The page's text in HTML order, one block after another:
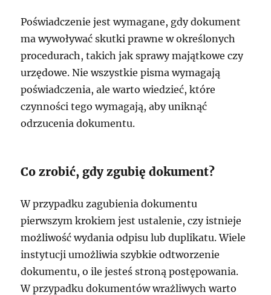
Poświadczenie jest wymagane, gdy dokument
ma wywoływać skutki prawne w określonych
procedurach, takich jak sprawy majątkowe czy
urzędowe. Nie wszystkie pisma wymagają
poświadczenia, ale warto wiedzieć, które
czynności tego wymagają, aby uniknąć
odrzucenia dokumentu.
Co zrobić, gdy zgubię dokument?
W przypadku zagubienia dokumentu
pierwszym krokiem jest ustalenie, czy istnieje
możliwość wydania odpisu lub duplikatu. Wiele
instytucji umożliwia szybkie odtworzenie
dokumentu, o ile jesteś stroną postępowania.
W przypadku dokumentów wrażliwych warto